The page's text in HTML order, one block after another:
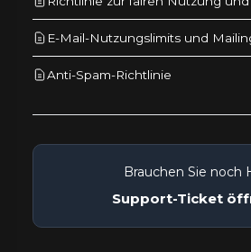
E-Mail-Nutzungslimits und
Anti-Spam-Richtlinie
Brauchen Sie noch
Support-Ticket